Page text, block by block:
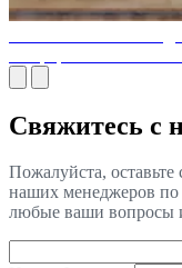
Свяжитесь с
Пожалуйста,
наших менеджеров по
любые ваши вопросы